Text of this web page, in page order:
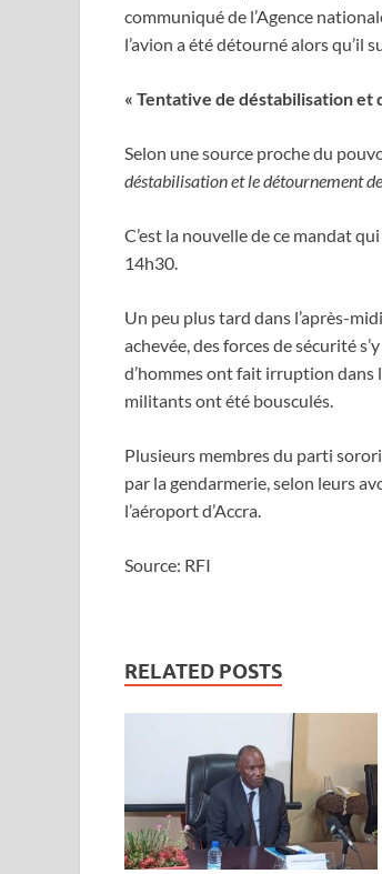
communiqué de l’Agence
l’avion a été détourné alors qu’il
« Tentative de déstabilisation et
Selon une source proche du
déstabilisation et le détournement
C’est la nouvelle de ce mandat
14h30.
Un peu plus tard dans l’après-
achevée, des forces de sécurité
d’hommes ont fait irruption dans
militants ont été bousculés.
Plusieurs membres du parti
par la gendarmerie, selon leurs
l’aéroport d’Accra.
Source: RFI
RELATED POSTS